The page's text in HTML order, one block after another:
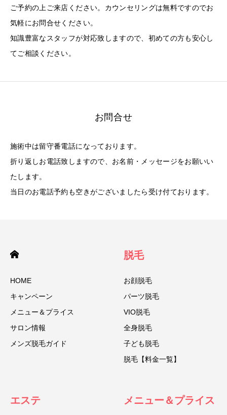
ご予約の上ご来店ください。カウンセリングは無料ですのでお
気軽にお問合せください。
知識豊富なスタッフが対応致しますので、初めての方も安心し
てご相談ください。
お問合せ
施術中は留守番電話になっております。
折り返しお電話致しますので、お名前・メッセージをお願いい
たします。
当日のお電話予約も空きがございましたら受け付ております。
HOME
キャンペーン
メニュー＆プライス
サロン情報
メンズ脱毛ガイド
脱毛
お顔脱毛
パーツ脱毛
VIO脱毛
全身脱毛
子ども脱毛
脱毛【料金一覧】
エステ メニュー＆プライス